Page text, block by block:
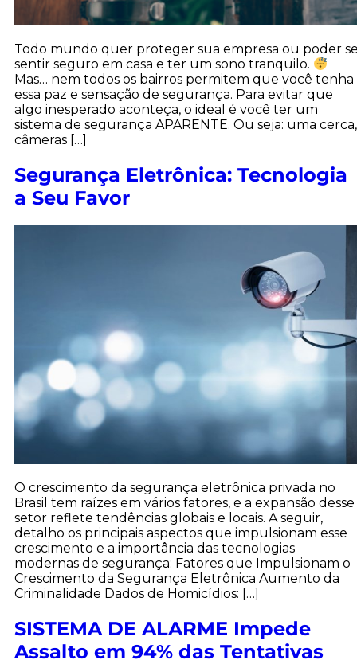
Todo mundo quer proteger sua empresa ou poder
sentir seguro em casa e ter um sono tranquilo.
Mas… nem todos os bairros permitem que você tenha
essa paz e sensação de segurança. Para evitar que
algo inesperado aconteça, o ideal é você ter um
sistema de segurança APARENTE. Ou seja: uma cerca,
câmeras […]
Segurança Eletrônica: Tecnologia
a Seu Favor
O crescimento da segurança eletrônica privada no
Brasil tem raízes em vários fatores, e a expansão desse
setor reflete tendências globais e locais. A seguir,
detalho os principais aspectos que impulsionam esse
crescimento e a importância das tecnologias
modernas de segurança: Fatores que Impulsionam o
Crescimento da Segurança Eletrônica Aumento da
Criminalidade Dados de Homicídios: […]
SISTEMA DE ALARME Impede
Assalto em 94% das Tentativas